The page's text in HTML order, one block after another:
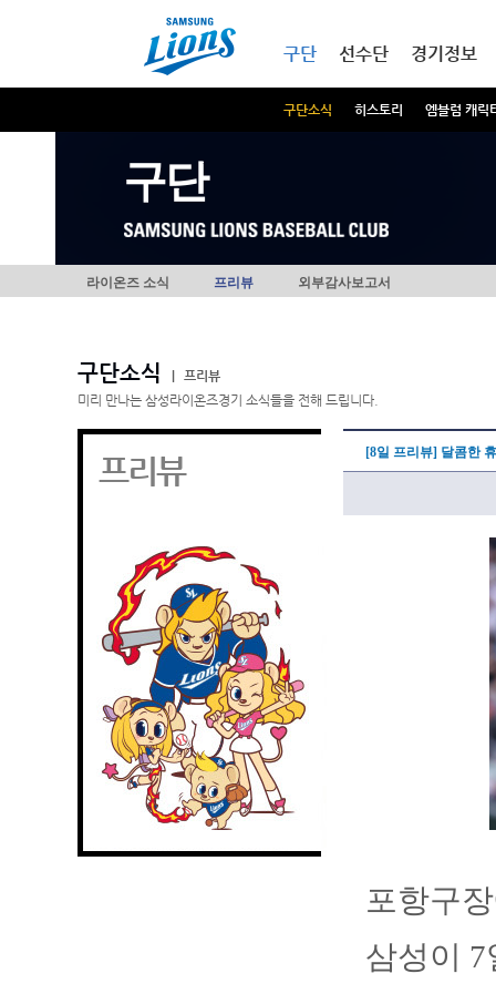
구단
구단소식 히스토리 엠블럼 캐릭
선수단 경기정보
구단
라이온즈 소식 프리뷰 외부감사보고서
구단소식
프리뷰
미리 만나는 삼성라이온즈경기 소식들을 전해 드립니다.
프리뷰 [8일 프리뷰] 달콤한
포항구
삼성이